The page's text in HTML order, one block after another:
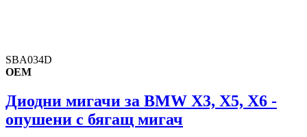
SBA034D
OEM
Диодни мигачи за BMW X3, X5, X6 -
опушени с бягащ мигач